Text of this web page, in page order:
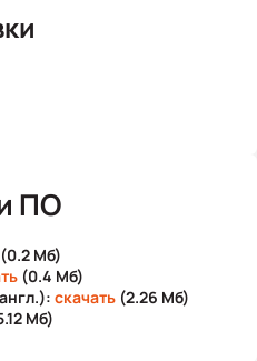
ПО
(0.2 Мб)
(0.4 Мб)
скачать (2.26 Мб)
Мб)